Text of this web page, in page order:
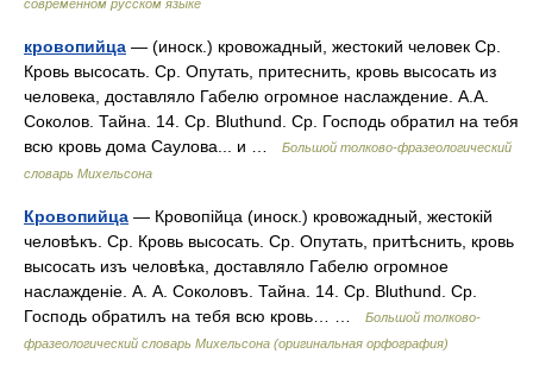
современном русском языке
кровопийца — (иноск.) кровожадный, жестокий человек Ср.
Кровь высосать. Ср. Опутать, притеснить, кровь высосать из
человека, доставляло Габелю огромное наслаждение. А.А.
Соколов. Тайна. 14. Ср. Bluthund. Ср. Господь обратил на тебя
всю кровь дома Саулова... и …
Большой толково-фразеологический
словарь Михельсона
Кровопийца — Кровопійца (иноск.) кровожадный, жестокій
человѣкъ. Ср. Кровь высосать. Ср. Опутать, притѣснить, кровь
высосать изъ человѣка, доставляло Габелю огромное
наслажденіе. А. А. Соколовъ. Тайна. 14. Ср. Bluthund. Ср.
Господь обратилъ на тебя всю кровь… …
Большой толково-
фразеологический словарь Михельсона (оригинальная орфография)